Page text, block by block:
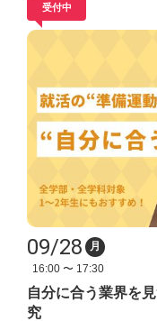
受付中
09/28
月
16:00 〜 17:30
自分に合う業界を
究